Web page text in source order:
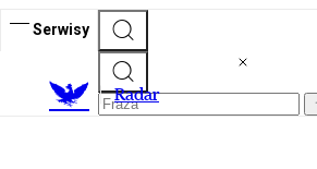
Serwisy
Radar